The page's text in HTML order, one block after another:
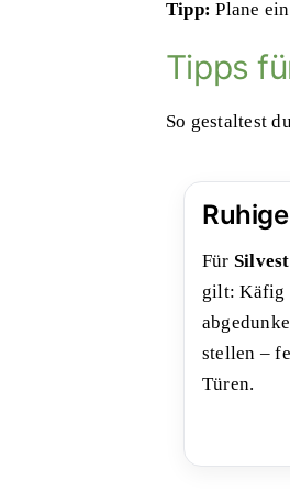
Tipp: Plane
Tipps
So gestaltest
Für
gilt: Käfig
stellen –
Türen.